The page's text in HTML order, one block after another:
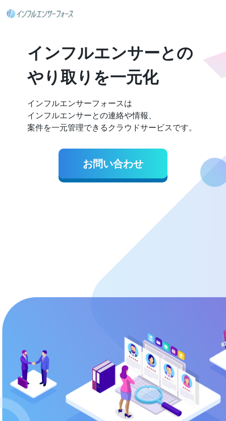
インフルエンサーとの
やり取りを一元化
インフルエンサーフォースは
インフルエンサーとの連絡や情報、
案件を一元管理できるクラウドサービスです。
お問い合わせ